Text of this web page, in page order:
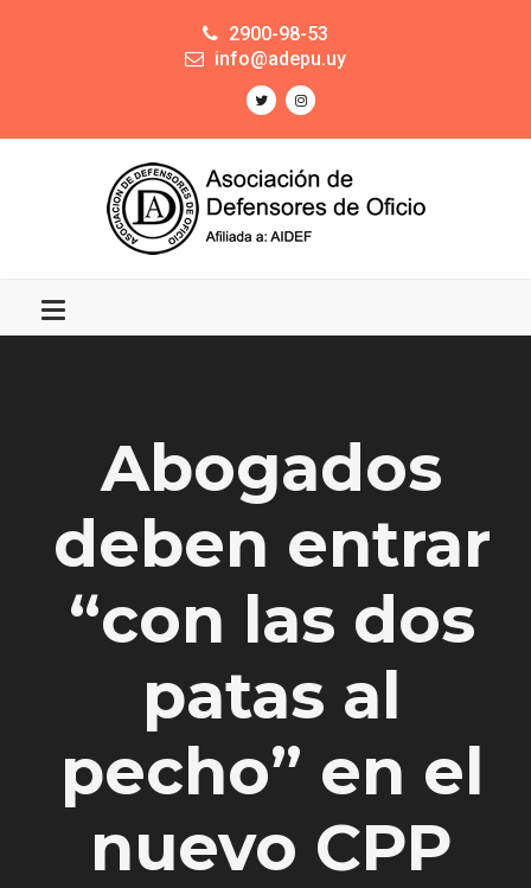
2900-98-53
info@adepu.uy
Abogados
deben entrar
“con las dos
patas al
pecho” en el
nuevo CPP